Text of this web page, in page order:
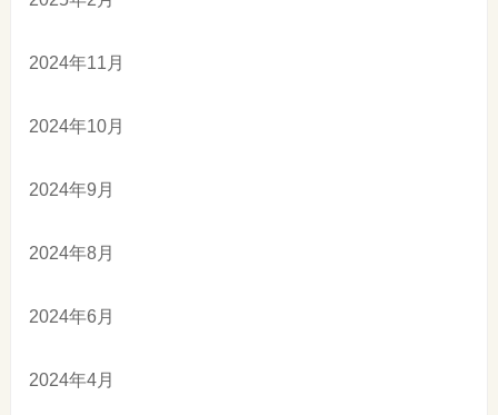
2024年11月
2024年10月
2024年9月
2024年8月
2024年6月
2024年4月